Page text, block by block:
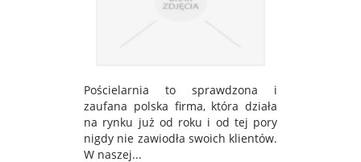
Pościelarnia to sprawdzona i
zaufana polska firma, która działa
na rynku już od roku i od tej pory
nigdy nie zawiodła swoich klientów.
W naszej...